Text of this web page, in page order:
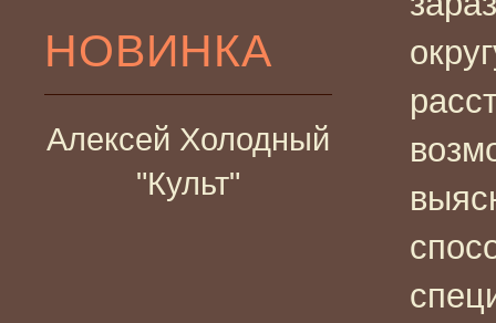
НОВИНКА
Алексей Холодный
"Культ"